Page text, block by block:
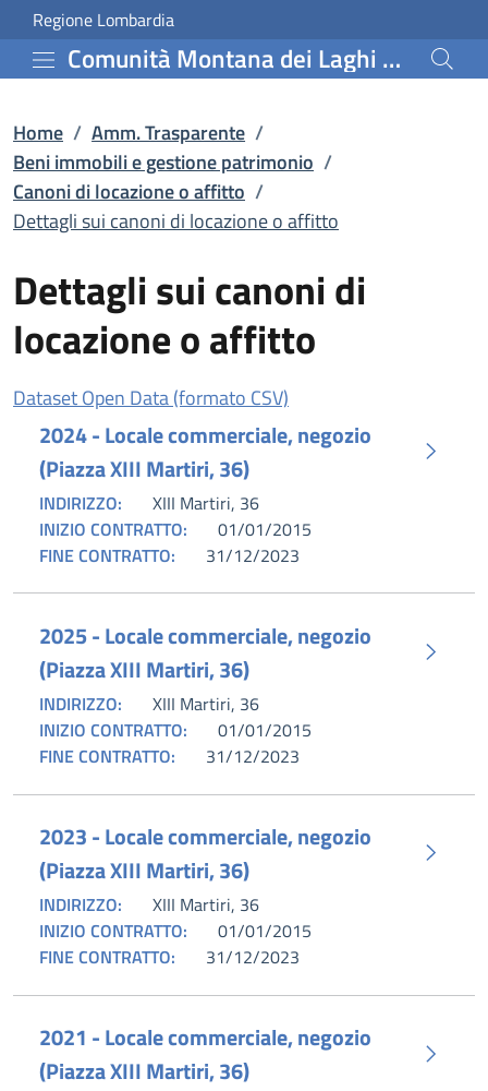
Vai al contenuto principale
Dettagli sui canoni di
Regione Lombardia
Comunità Montana dei Laghi Bergamaschi
Home / Amm. Trasparente /
Beni immobili e gestione patrimonio /
Canoni di locazione o affitto /
Dettagli sui canoni di locazione o affitto
Dettagli sui canoni di
locazione o affitto
Dataset Open Data (formato CSV)
2024 - Locale commerciale, negozio
(Piazza XIII Martiri, 36)
INDIRIZZO:
XIII Martiri, 36
INIZIO CONTRATTO:
01/01/2015
FINE CONTRATTO:
31/12/2023
2025 - Locale commerciale, negozio
(Piazza XIII Martiri, 36)
INDIRIZZO:
XIII Martiri, 36
INIZIO CONTRATTO:
01/01/2015
FINE CONTRATTO:
31/12/2023
2023 - Locale commerciale, negozio
(Piazza XIII Martiri, 36)
INDIRIZZO:
XIII Martiri, 36
INIZIO CONTRATTO:
01/01/2015
FINE CONTRATTO:
31/12/2023
2021 - Locale commerciale, negozio
(Piazza XIII Martiri, 36)